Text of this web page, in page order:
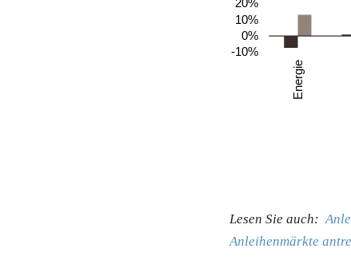
Lesen Sie auch:
Anleihenmärkte